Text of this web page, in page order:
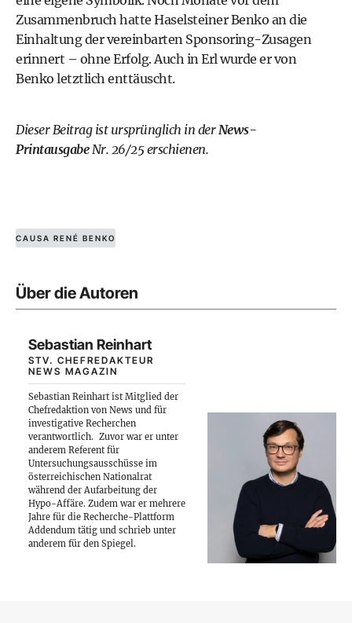
Zusammenbruch hatte Haselsteiner Benko an die
Einhaltung der vereinbarten Sponsoring-Zusagen
erinnert – ohne Erfolg. Auch in Erl wurde er von
Benko letztlich enttäuscht.
Dieser Beitrag ist ursprünglich in derNews-
PrintausgabeNr. 26/25 erschienen.
CAUSA RENÉ BENKO
Über die Autoren
Sebastian Reinhart
STV. CHEFREDAKTEUR
NEWS MAGAZIN
Sebastian Reinhart ist Mitglied der
Chefredaktion von News und für
investigative Recherchen
verantwortlich. Zuvor war er unter
anderem Referent für
Untersuchungsausschüsse im
österreichischen Nationalrat
während der Aufarbeitung der
Hypo-Affäre. Zudem war er mehrere
Jahre für die Recherche-Plattform
Addendum tätig und schrieb unter
anderem für den Spiegel.